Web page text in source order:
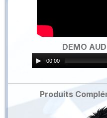
DEMO
00:00
Produits